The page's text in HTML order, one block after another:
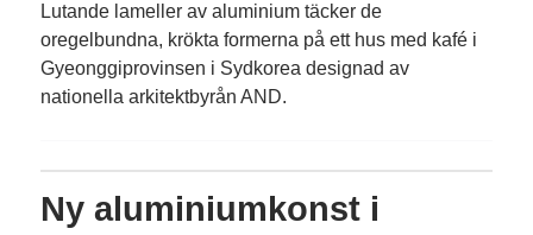
Lutande lameller av aluminium täcker de
oregelbundna, krökta formerna på ett hus med kafé i
Gyeonggiprovinsen i Sydkorea designad av
nationella arkitektbyrån AND.
Ny aluminiumkonst i